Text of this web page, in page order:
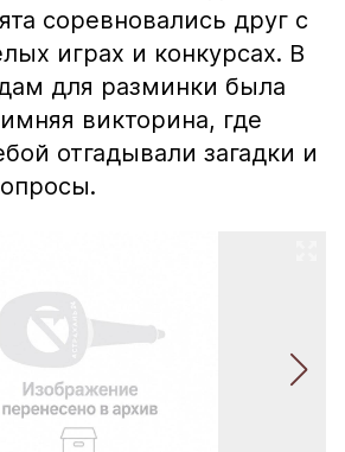
соревновались друг с
играх и конкурсах. В
для разминки была
викторина, где
отгадывали загадки и